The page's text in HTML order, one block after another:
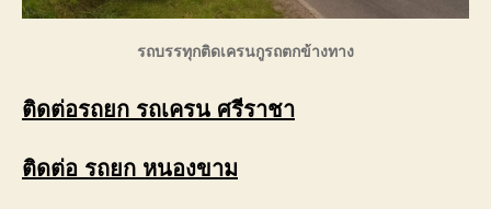
รถบรรทุกติดเครนกูรถตกข้างทาง
ติดต่อรถยก รถเครน ศรีราชา
ติดต่อ รถยก หนองขาม